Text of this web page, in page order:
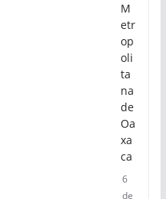
M
etr
op
oli
ta
na
de
Oa
xa
ca
6
de